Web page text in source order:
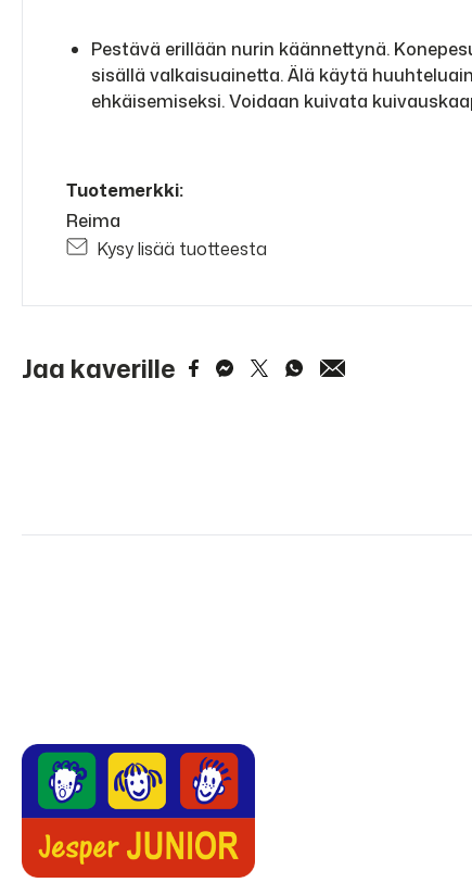
Pestävä erillään nurin käännettynä.
sisällä valkaisuainetta. Älä käytä
ehkäisemiseksi. Voidaan kuivata
Tuotemerkki:
Reima
Kysy lisää tuotteesta
Jaa kaverille